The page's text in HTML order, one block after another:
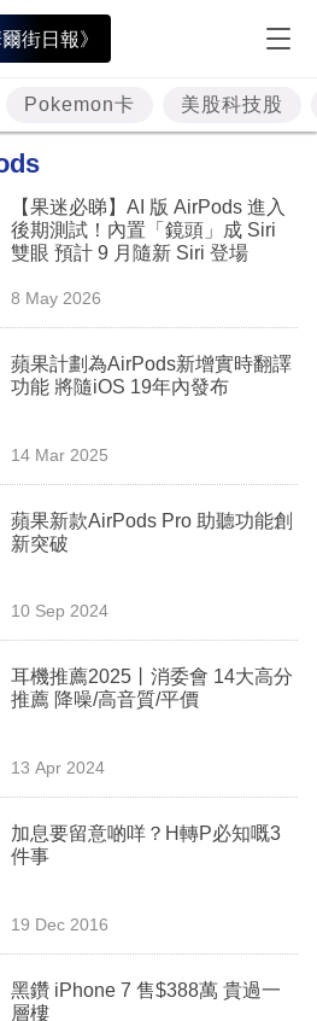
街日報》
Pokemon卡 美股科技股
【果迷必睇】AI 版 AirPods 進入
後期測試！內置「鏡頭」成 Siri
雙眼 預計 9 月隨新 Siri 登場
8 May 2026
蘋果計劃為AirPods新增實時翻譯
功能 將隨iOS 19年內發布
14 Mar 2025
蘋果新款AirPods Pro 助聽功能創
新突破
10 Sep 2024
耳機推薦2025丨消委會 14大高分
推薦 降噪/高音質/平價
13 Apr 2024
加息要留意啲咩？H轉P必知嘅3
件事
19 Dec 2016
黑鑽 iPhone 7 售$388萬 貴過一
層樓